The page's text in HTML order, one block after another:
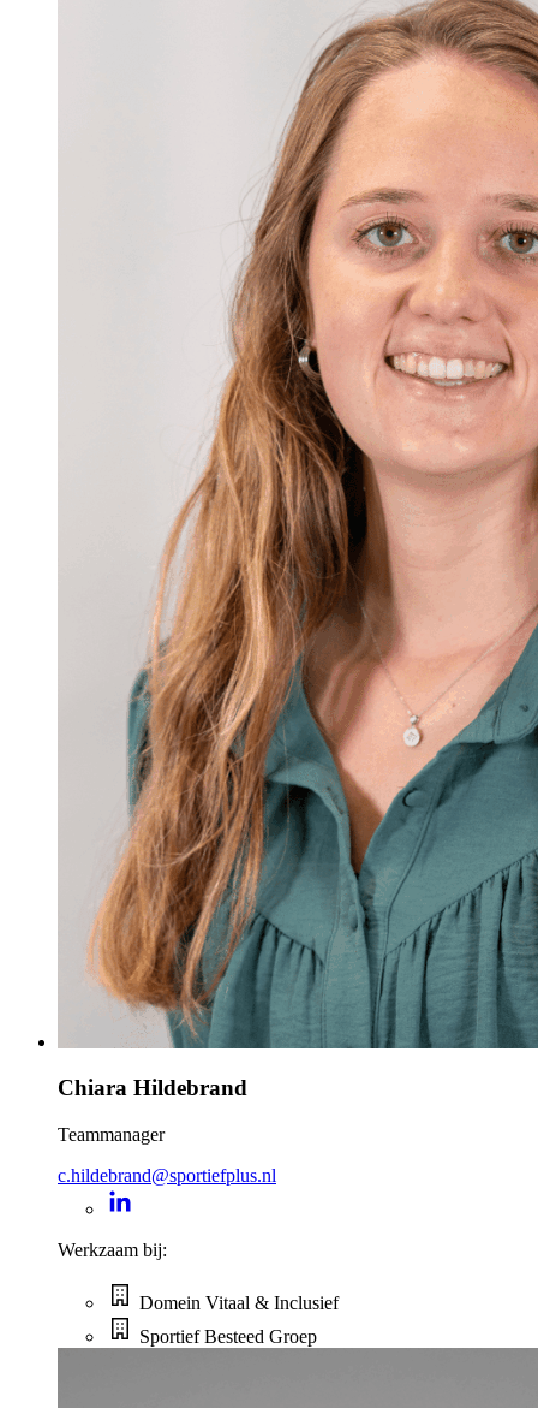
Chiara Hildebrand
Teammanager
c.hildebrand@sportiefplus.nl
Werkzaam bij:
Domein Vitaal & Inclusief
Sportief Besteed Groep